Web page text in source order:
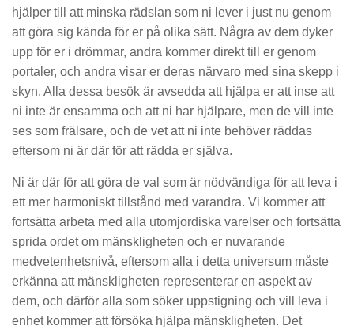
hjälper till att minska rädslan som ni lever i just nu genom
att göra sig kända för er på olika sätt. Några av dem dyker
upp för er i drömmar, andra kommer direkt till er genom
portaler, och andra visar er deras närvaro med sina skepp i
skyn. Alla dessa besök är avsedda att hjälpa er att inse att
ni inte är ensamma och att ni har hjälpare, men de vill inte
ses som frälsare, och de vet att ni inte behöver räddas
eftersom ni är där för att rädda er själva.
Ni är där för att göra de val som är nödvändiga för att leva i
ett mer harmoniskt tillstånd med varandra. Vi kommer att
fortsätta arbeta med alla utomjordiska varelser och fortsätta
sprida ordet om mänskligheten och er nuvarande
medvetenhetsnivå, eftersom alla i detta universum måste
erkänna att mänskligheten representerar en aspekt av
dem, och därför alla som söker uppstigning och vill leva i
enhet kommer att försöka hjälpa mänskligheten. Det